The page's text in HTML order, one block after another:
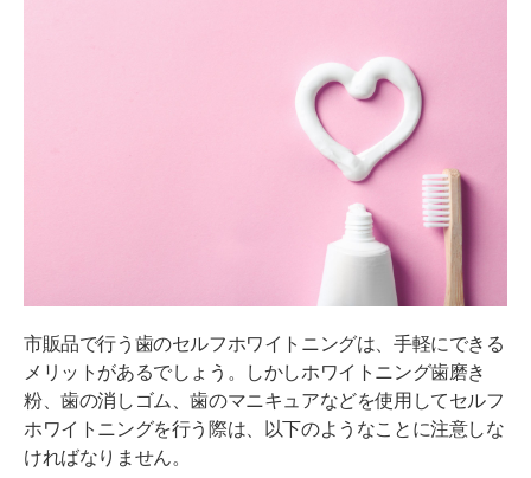
市販品で行う歯のセルフホワイトニングは、手軽にできる
メリットがあるでしょう。しかしホワイトニング歯磨き
粉、歯の消しゴム、歯のマニキュアなどを使用してセルフ
ホワイトニングを行う際は、以下のようなことに注意しな
ければなりません。